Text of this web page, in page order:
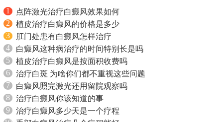
1
点阵激光治疗白癜风效果如何
2
植皮治疗白癜风的价格是多少
3
肛门处患有白癜风怎样治疗
4
白癜风这种病治疗的时间特别长是吗
5
植皮治疗白癜风是按面积收费吗
6
治疗白斑 为啥你们都不重视这些问题
7
白癜风照完激光还用留院观察吗
8
治疗白癜风你该知道的事
9
治疗白癜风多少天是一个疗程